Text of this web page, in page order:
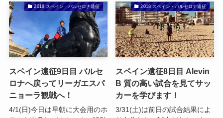
2018 スペイン・バルセロナ遠征
スペイン遠征9日目 バルセ
ロナへ戻ってリーガエスパ
ニョーラ観戦へ！
4/1(日)今日は早朝に大会用のホ
2018 スペイン・バルセロナ遠征
スペイン遠征8日目 Alevin
B 質の高い試合を見てサッ
カーを学びます！
3/31(土)は前日の試合結果によ